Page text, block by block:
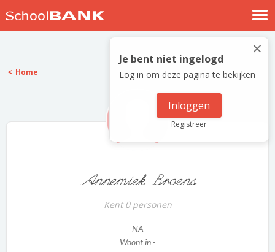
Nostalgische verhalen
Log in
Meld je gratis aan
×
Je bent niet ingelogd
Log in om deze pagina te bekijken
Inloggen
Registreer
Home
Annemiek Broens
Kent 0 personen
NA
Woont in -